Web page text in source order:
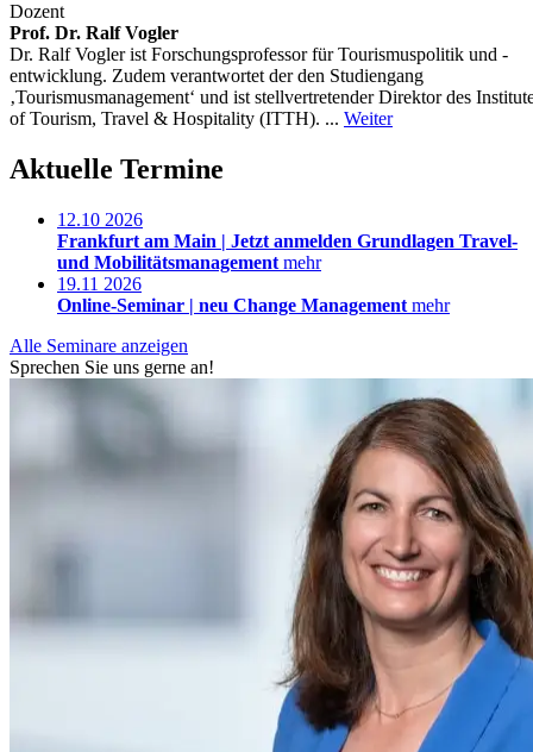
Dozent
Prof. Dr. Ralf Vogler
Dr. Ralf Vogler ist Forschungsprofessor für Tourismuspolitik und -
entwicklung. Zudem verantwortet der den Studiengang
‚Tourismusmanagement‘ und ist stellvertretender Direktor des
of Tourism, Travel & Hospitality (ITTH). ... Weiter
Aktuelle Termine
12.10 2026
Frankfurt am Main | Jetzt anmelden Grundlagen Travel-
und Mobilitätsmanagement mehr
19.11 2026
Online-Seminar | neu Change Management mehr
Alle Seminare anzeigen
Sprechen Sie uns gerne an!